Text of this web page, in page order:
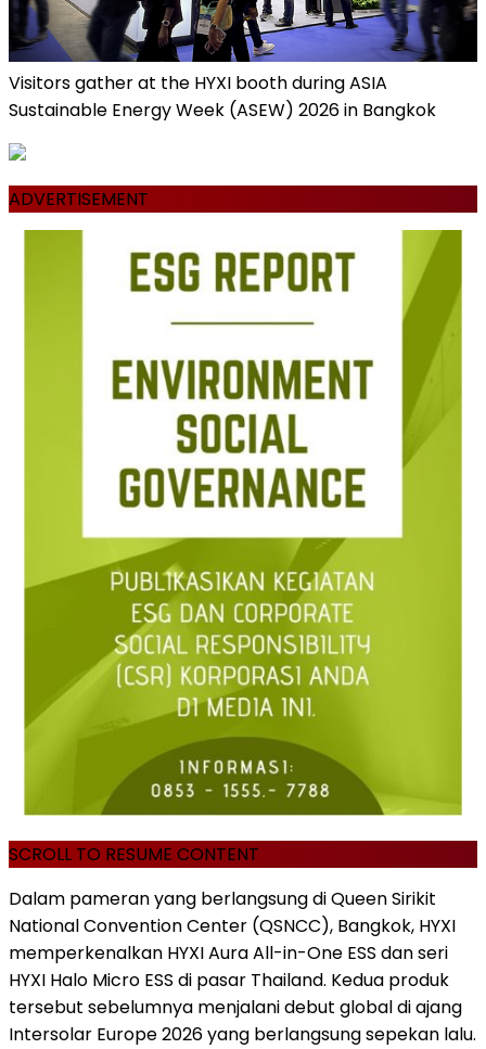
Visitors gather at the HYXI booth during ASIA
Sustainable Energy Week (ASEW) 2026 in Bangkok
ADVERTISEMENT
SCROLL TO RESUME CONTENT
Dalam pameran yang berlangsung di Queen Sirikit
National Convention Center (QSNCC), Bangkok, HYXI
memperkenalkan HYXI Aura All-in-One ESS dan seri
HYXI Halo Micro ESS di pasar Thailand. Kedua produk
tersebut sebelumnya menjalani debut global di ajang
Intersolar Europe 2026 yang berlangsung sepekan lalu.